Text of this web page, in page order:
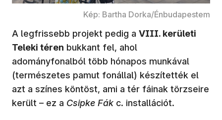
Kép: Bartha Dorka/Énbudapestem
A legfrissebb projekt pedig a VIII. kerületi
Teleki téren bukkant fel, ahol
adományfonalból több hónapos munkával
(természetes pamut fonállal) készítették el
azt a színes köntöst, ami a tér fáinak törzseire
került – ez a Csipke Fák c. installációt.